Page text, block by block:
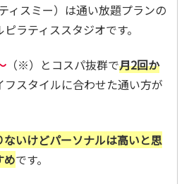
ィスミー）は通い放題プランの
ラティススタジオです。
（※）とコスパ抜群で月2回か
フスタイルに合わせた通い方が
いけどパーソナルは高いと思
めです。